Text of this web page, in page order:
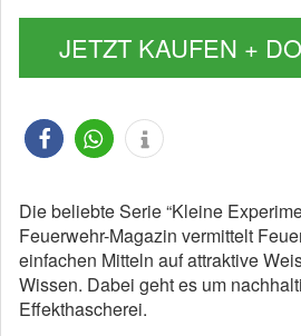
JETZT KAUFEN +
Die beliebte Serie “Kleine
Feuerwehr-Magazin vermittelt
einfachen Mitteln auf attraktive
Wissen. Dabei geht es um
Effekthascherei.